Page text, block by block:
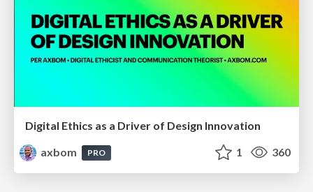
Digital Ethics as a Driver of Design Innovation
axbom
PRO 1 360